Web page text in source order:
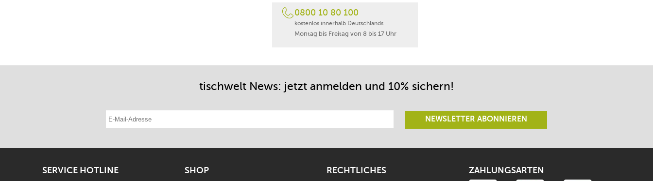
0800 10 80 100
kostenlos innerhalb Deutschlands
Montag bis Freitag von 8 bis 17 Uhr
tischwelt News: jetzt anmelden und 10% sichern!
E-Mail-Adresse eintragen
NEWSLETTER ABONNIEREN
SERVICE HOTLINE SHOP RECHTLICHES ZAHLUNGSARTEN